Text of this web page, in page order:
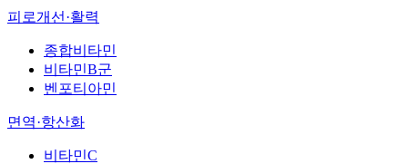
피로개선·활력
종합비타민
비타민B군
벤포티아민
면역·항산화
비타민C